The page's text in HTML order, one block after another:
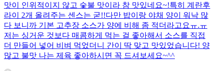
맛이 인위적이지 않고 숯불 맛이라 참 맛있네요~!특히 계란후
라이 2개 올려주는 센스는 굳!! ​다만 밥이랑 야채 양이 워낙 많
다 보니까 기본 고추장 소스가 양에 비해 좀 적더라고요ㅠ.ㅠ
저는 싱거운 것보다 매콤하게 먹는 걸 좋아해서 소스를 직접
더 만들어 넣어 비벼 먹었더니 간이 딱 맞고 맛있었습니다! 양
많고 불맛 나는 제육 좋아하시면 꼭 드셔보세요~^^